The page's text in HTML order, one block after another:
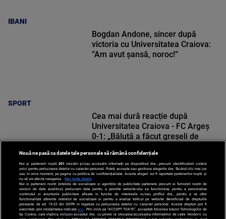
IBANI
SPORT
Bogdan Andone, sincer după
victoria cu Universitatea Craiova:
”Am avut șansă, noroc!”
SPORT
Cea mai dură reacție după
Universitatea Craiova - FC Argeș
0-1: „Băluță a făcut greșeli de
Nouă ne pasă ca datele tale personale să rămână confidențiale
Noi și partenerii noștri 201 stocăm și/sau accesăm informații pe dispozitivul dvs., precum identificatorii cookie
unici pentru prelucrarea datelor cu caracter personal. Puteți accepta sau gestiona alegerile dvs. făcând clic mai jos
sau în orice moment, pe pagina cu politica de confidențialitate. Aceste alegeri vor fi raportate partenerilor noștri și
nu vă vor afecta navigarea.
Mai multe detalii
Noi si partenerii nostri (retelele de socializare si agentiile de publicitate partenere, precum si furnizorii nostri de
servicii de date analitice) prelucram date pentru a permite website-ului sa functioneze, pentru a personaliza
continutul si anunturile publicitare afisate in functie de interesele si/sau profilul dvs., pentru a va oferi
functionalitati aferente retelelor de socializare si pentru a analiza traficul pe website. Beneficiati de drepturile
prevazute de art. 15-22 din GDPR in legatura cu prelucrarea datelor cu caracter personal. Aceste drepturi pot fi
exercitate prin modalitatea indicataaici . Prin click pe “ACCEPT TOATE”, acceptati folosirea tuturor Tehnologiilor de
tip Cookie, care implica inclusiv acceptul dvs. cu privire la stocarea/accesarea informatiilor de catre Vendor-ii cu